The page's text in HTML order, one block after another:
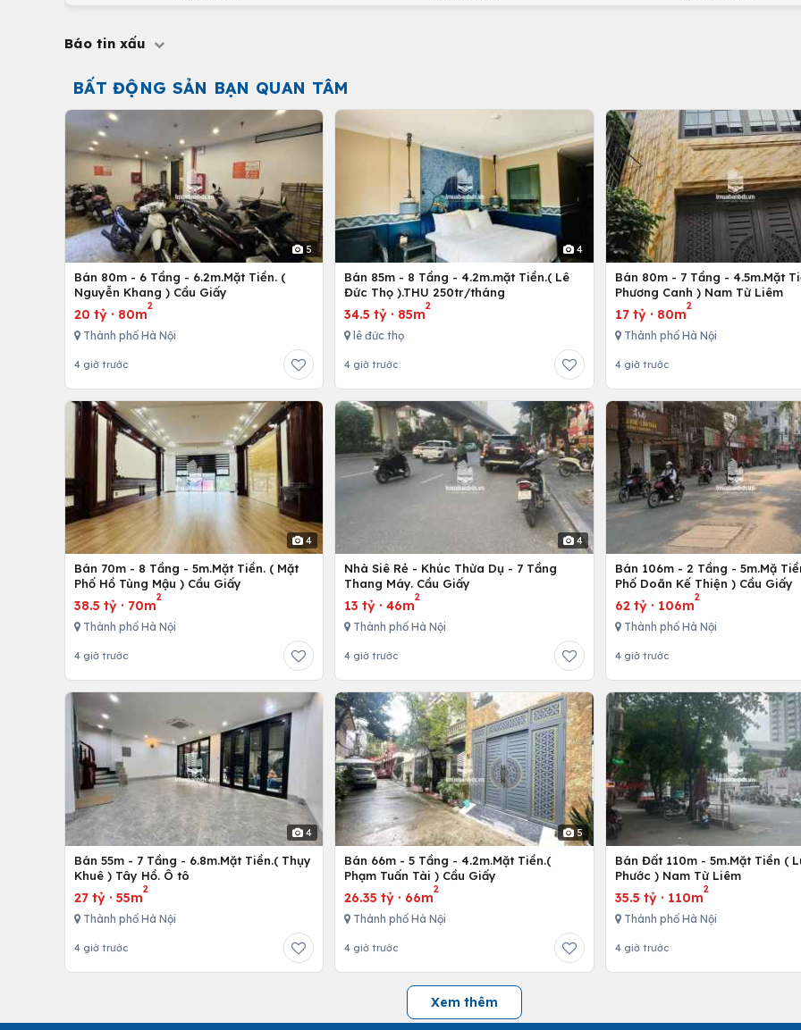
Báo tin xấu
BẤT ĐỘNG SẢN BẠN QUAN TÂM
5
Bán 80m - 6 Tầng - 6.2m.Mặt Tiền. (
Nguyễn Khang ) Cầu Giấy
20 tỷ · 80m
2
Thành phố Hà Nội
4 giờ trước
4
Bán 85m - 8 Tầng - 4.2m.mặt Tiền.( Lê
Đức Thọ ).THU 250tr/tháng
34.5 tỷ · 85m
2
lê đức thọ
4 giờ trước
Bán 80m - 7 Tầng - 4.5m.Mặt
Phương Canh ) Nam Từ Liêm
17 tỷ· 80m
2
Thành phố Hà Nội
4 giờ trước
4
Bán 70m - 8 Tầng - 5m.Mặt Tiền. ( Mặt
Phố Hồ Tùng Mậu ) Cầu Giấy
38.5 tỷ · 70m
2
Thành phố Hà Nội
4 giờ trước
4
Nhà Siê Rẻ - Khúc Thừa Dụ - 7 Tầng
Thang Máy. Cầu Giấy
13 tỷ ·46m
2
Thành phố Hà Nội
4 giờ trước
Bán 106m - 2 Tầng - 5m.Mặ
Phố Doãn Kế Thiện ) Cầu Giấy
62 tỷ· 106m
2
Thành phố Hà Nội
4 giờ trước
4
Bán 55m - 7 Tầng - 6.8m.Mặt Tiền.( Thụy
Khuê ) Tây Hồ. Ô tô
27 tỷ · 55m
2
Thành phố Hà Nội
4 giờ trước
5
Bán 66m - 5 Tầng - 4.2m.Mặt Tiền.(
Phạm Tuấn Tài ) Cầu Giấy
26.35 tỷ · 66m
2
Thành phố Hà Nội
4 giờ trước
Bán Đất 110m - 5m.Mặt Tiền (
Phước ) Nam Từ Liêm
35.5 tỷ· 110m
2
Thành phố Hà Nội
4 giờ trước
Xem thêm